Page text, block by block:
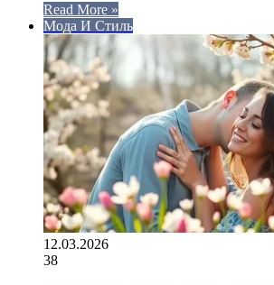
Read More »
Мода И Стиль
12.03.2026
38